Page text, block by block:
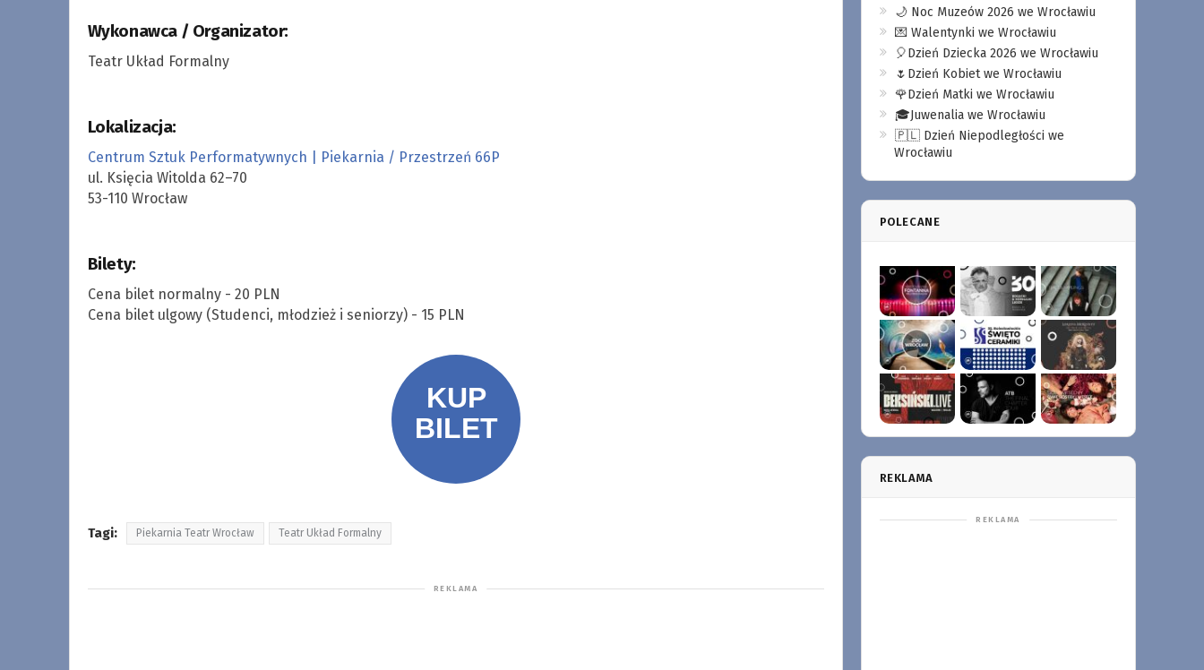
Wykonawca / Organizator:
Teatr Układ Formalny
Lokalizacja:
Centrum Sztuk Performatywnych | Piekarnia / Przestrzeń 66P
ul. Księcia Witolda 62–70
53-110 Wrocław
Bilety:
Cena bilet normalny - 20 PLN
Cena bilet ulgowy (Studenci, młodzież i seniorzy) - 15 PLN
Tagi: Piekarnia Teatr Wrocław Teatr Układ Formalny
🌙 Noc Muzeów 2026 we Wrocławiu
💌 Walentynki we Wrocławiu
🎈Dzień Dziecka 2026 we Wrocławiu
🌷Dzień Kobiet we Wrocławiu
🌹Dzień Matki we Wrocławiu
🎓Juwenalia we Wrocławiu
🇵🇱 Dzień Niepodległości we
Wrocławiu
POLECANE
REKLAMA